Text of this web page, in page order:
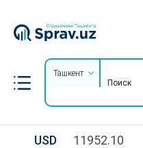
Ташкент
USD 11952.10